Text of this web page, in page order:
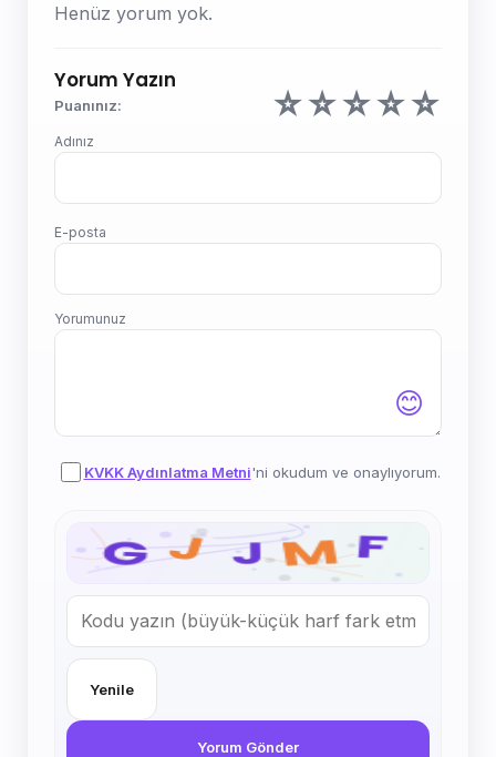
Henüz yorum yok.
Yorum Yazın
Puanınız: ☆☆☆☆☆
Adınız
E-posta
Yorumunuz
😊
KVKK Aydınlatma Metni'ni okudum ve onaylıyorum.
Yenile
Yorum Gönder